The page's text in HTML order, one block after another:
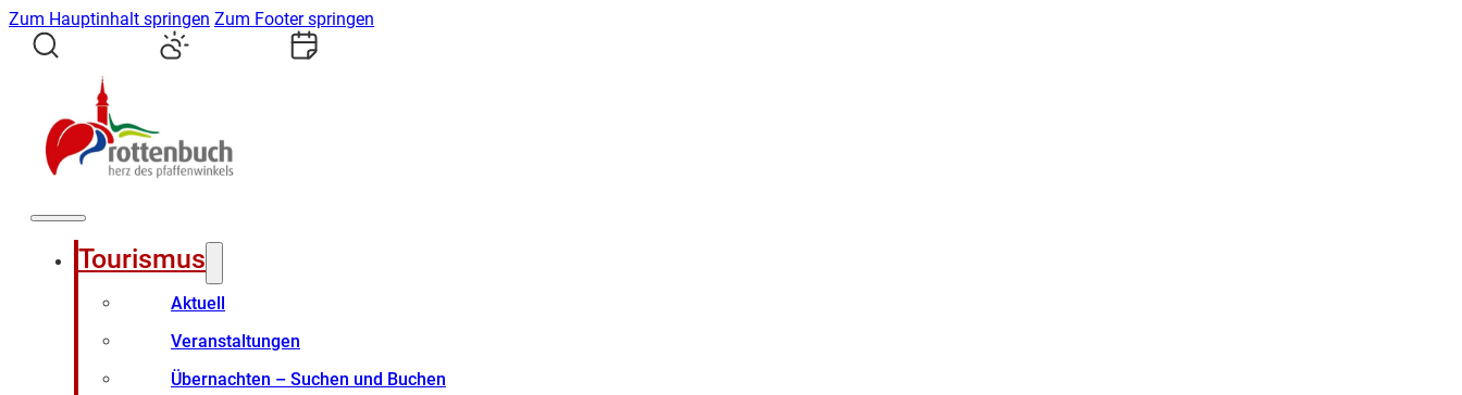
Zum Hauptinhalt springen Zum Footer springen
Tourismus
Aktuell
Veranstaltungen
Übernachten – Suchen und Buchen